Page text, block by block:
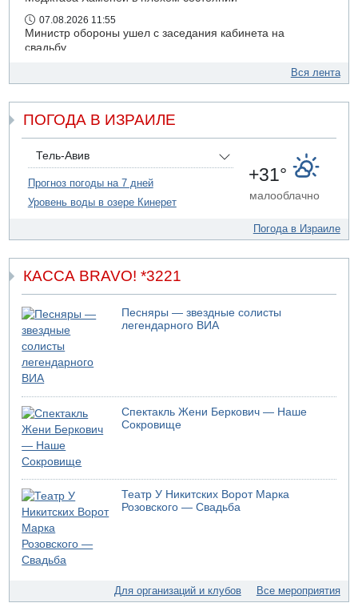
07.08.2026 11:55
Министр обороны ушел с заседания кабинета на
свадьбу
Саудовская Аравия опасается нападения хуситов и
07.08.2026 08:29
07.08.2026 08:29
Стрельба в школе Таиланда
07.08.2026 06:47
Недалеко от Бейт-Шемеша погиб велосипедист
Вся лента
ПОГОДА В ИЗРАИЛЕ
Тель-Авив
Прогноз погоды на 7 дней
Уровень воды в озере Кинерет
+31°
малооблачно
Погода в Израиле
КАССА BRAVO! *3221
Песняры — звездные солисты
легендарного ВИА
Спектакль Жени Беркович — Наше
Сокровище
Театр У Никитских Ворот Марка
Розовского — Свадьба
Для организаций и клубов Все мероприятия